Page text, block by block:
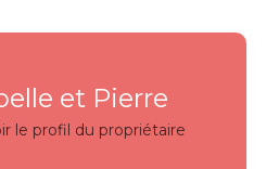
et Pierre
le profil du propriétaire